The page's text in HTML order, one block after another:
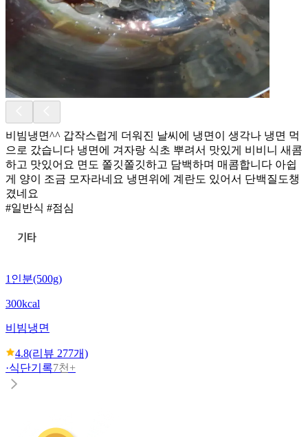
비빔냉면^^ 갑작스럽게 더워진 날씨에 냉면이 생각나 냉면 먹
으로 갔습니다 냉면에 겨자랑 식초 뿌려서 맛있게 비비니 새콤
하고 맛있어요 면도 쫄깃쫄깃하고 담백하며 매콤합니다 아쉽
게 양이 조금 모자라네요 냉면위에 계란도 있어서 단백질도챙
겼네요
#일반식 #점심
1인분(500g)
300kcal
비빔냉면
4.8(리뷰 277개)
·식단기록7천+